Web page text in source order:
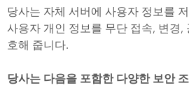
당사는 자체 서버에 사용자 정보를
사용자 개인 정보를 무단 접속, 변경,
호해 줍니다.
당사는 다음을 포함한 다양한 보안